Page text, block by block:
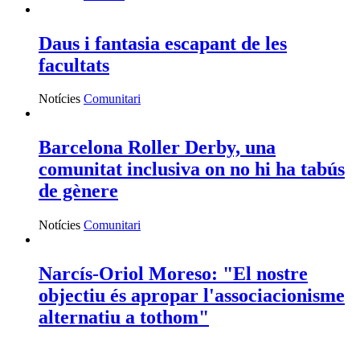
Daus i fantasia escapant de les
facultats
Notícies Comunitari
Barcelona Roller Derby, una
comunitat inclusiva on no hi ha tabús
de gènere
Notícies Comunitari
Narcís-Oriol Moreso: "El nostre
objectiu és apropar l'associacionisme
alternatiu a tothom"